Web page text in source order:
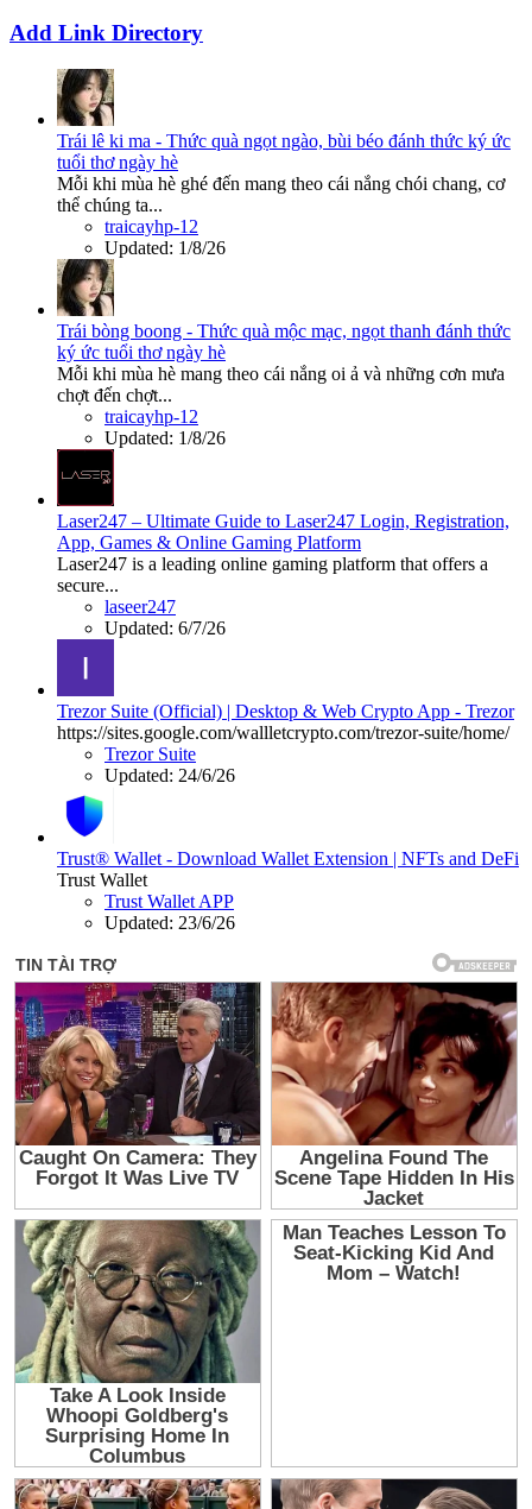
Add Link Directory
Trái lê ki ma - Thức quà ngọt ngào, bùi béo đánh thức ký ức
tuổi thơ ngày hè
Mỗi khi mùa hè ghé đến mang theo cái nắng chói chang, cơ
thể chúng ta...
traicayhp-12
Updated: 1/8/26
Trái bòng boong - Thức quà mộc mạc, ngọt thanh đánh thức
ký ức tuổi thơ ngày hè
Mỗi khi mùa hè mang theo cái nắng oi ả và những cơn mưa
chợt đến chợt...
traicayhp-12
Updated: 1/8/26
Laser247 – Ultimate Guide to Laser247 Login, Registration,
App, Games & Online Gaming Platform
Laser247 is a leading online gaming platform that offers a
secure...
laseer247
Updated: 6/7/26
Trezor Suite (Official) | Desktop & Web Crypto App - Trezor
https://sites.google.com/wallletcrypto.com/trezor-suite/home/
Trezor Suite
Updated: 24/6/26
Trust® Wallet - Download Wallet Extension | NFTs and DeFi
Trust Wallet
Trust Wallet APP
Updated: 23/6/26